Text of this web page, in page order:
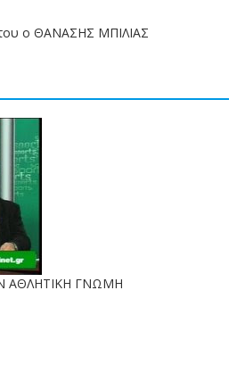
του ο ΘΑΝΑΣΗΣ ΜΠΙΛΙΑΣ
ΑΘΛΗΤΙΚΗ ΓΝΩΜΗ